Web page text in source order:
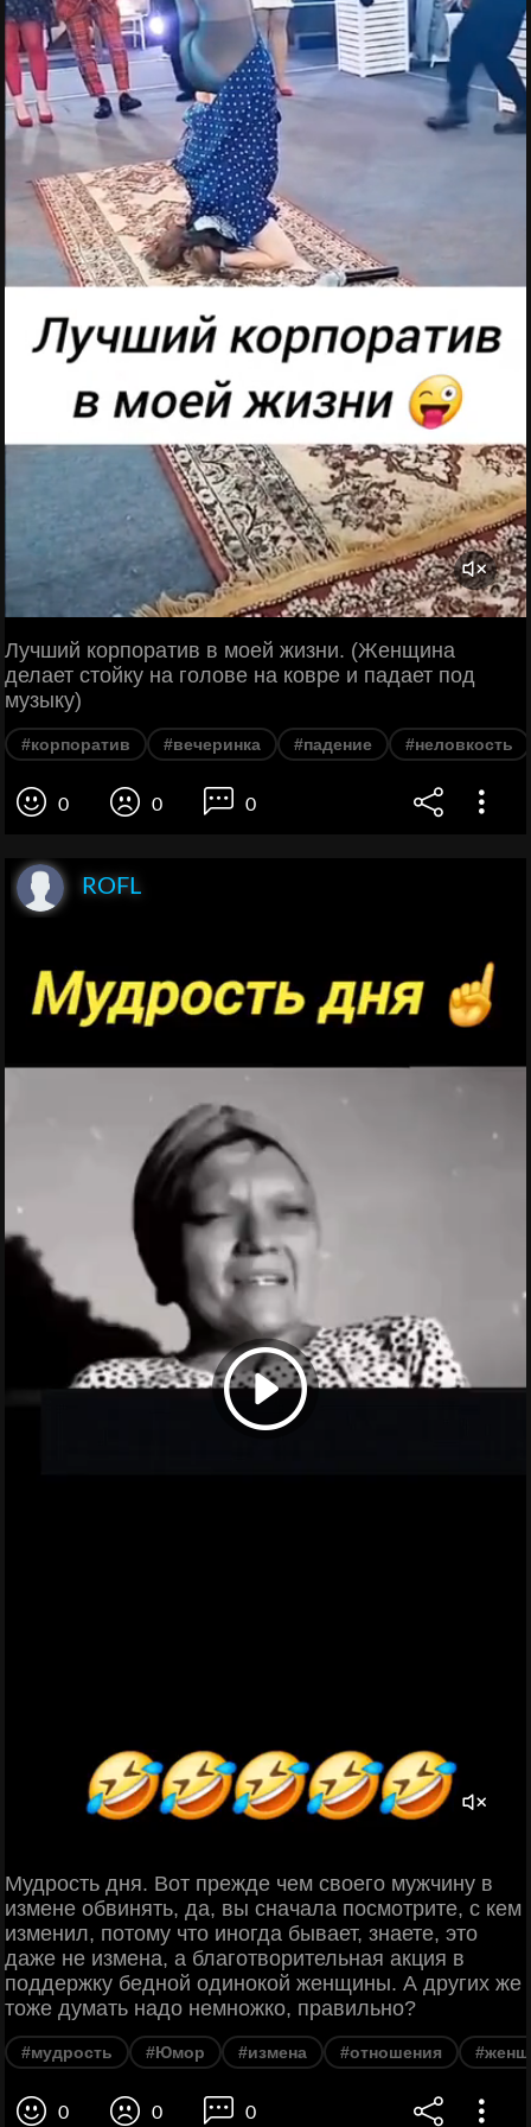
Лучший корпоратив в моей жизни. (Женщина
делает стойку на голове на ковре и падает под
музыку)
#корпоратив #вечеринка #падение #неловкость
0 0 0
ROFL
Мудрость дня. Вот прежде чем своего мужчину в
измене обвинять, да, вы сначала посмотрите, с кем
изменил, потому что иногда бывает, знаете, это
даже не измена, а благотворительная акция в
поддержку бедной одинокой женщины. А других же
тоже думать надо немножко, правильно?
#мудрость #Юмор #измена #отношения
0 0 0